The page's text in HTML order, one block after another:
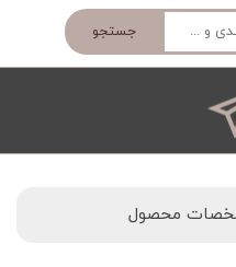
جستجو
محصول